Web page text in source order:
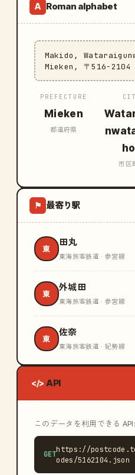
A Roman alphabet
Makido,
Mieken, 〒516-2104
PREFECTURE
Mieken
都道府県
市区
⚑ 最寄り駅
東
田丸
東海旅客鉄道 · 参宮線
東
外城田
東海旅客鉄道 · 参宮線
東
佐奈
東海旅客鉄道 · 紀勢線
</> API
このデータを利用できる API:
GET
https://
odes/5162104.json